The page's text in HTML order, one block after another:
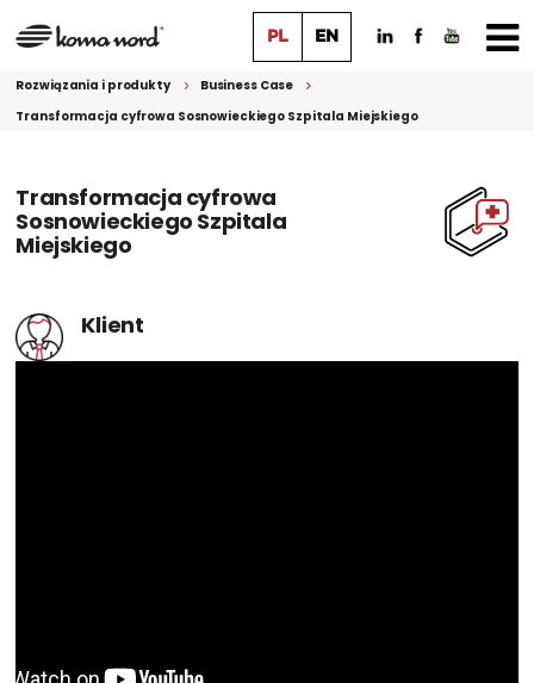
PL EN
Rozwiązania i produkty
Business Case
Transformacja cyfrowa Sosnowieckiego Szpitala Miejskiego
Transformacja cyfrowa
Sosnowieckiego Szpitala
Miejskiego
Klient